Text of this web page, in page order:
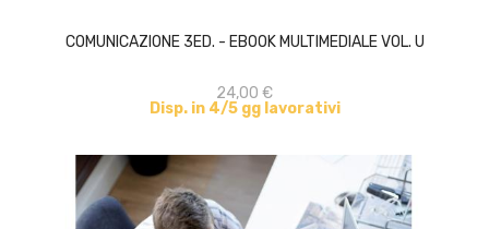
COMUNICAZIONE 3ED. - EBOOK MULTIMEDIALE VOL. U
24,00 €
Disp. in 4/5 gg lavorativi